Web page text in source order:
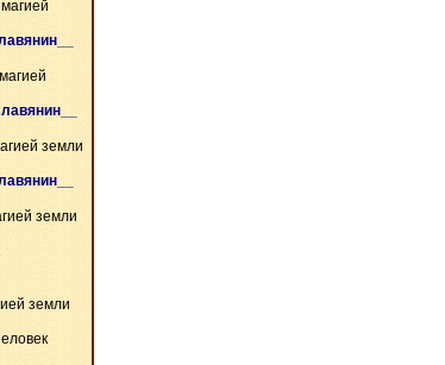
земли
земли
земли